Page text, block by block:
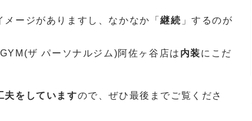
メージがありますし、なかなか「継続 」するのが
ザ パーソナルジム)阿佐ヶ谷店は 内装にこだ
夫をしていますので、ぜひ最後までご覧くださ